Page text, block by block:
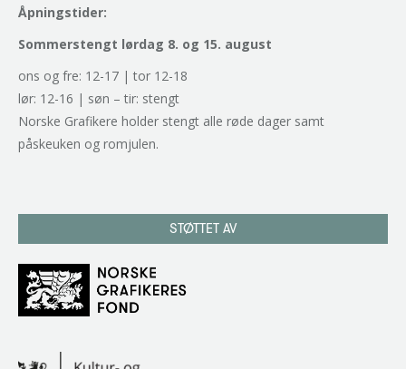
Åpningstider:
Sommerstengt lørdag 8. og 15. august
ons og fre: 12-17 | tor 12-18
lør: 12-16 | søn – tir: stengt
Norske Grafikere holder stengt alle røde dager samt
påskeuken og romjulen.
STØTTET AV